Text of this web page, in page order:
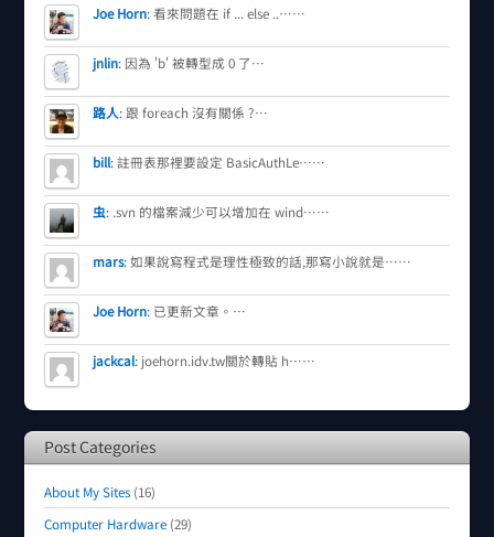
Joe Horn:看來問題在 if ... else ..……
jnlin: 因為 'b' 被轉型成 0 了…
路人: 跟 foreach 沒有關係 ?…
bill:註冊表那裡要設定 BasicAuthLe……
虫: .svn 的檔案減少可以增加在 wind……
mars:如果說寫程式是理性極致的話,那寫小說就是……
Joe Horn: 已更新文章。…
jackcal: joehorn.idv.tw關於轉貼 h……
Post Categories
About My Sites (16)
Computer Hardware (29)